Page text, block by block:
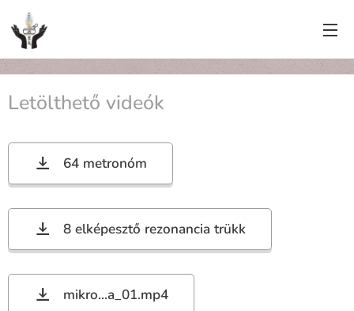
Letölthető videók
64 metronóm
8 elképesztő rezonancia trükk
mikro...a_01.mp4